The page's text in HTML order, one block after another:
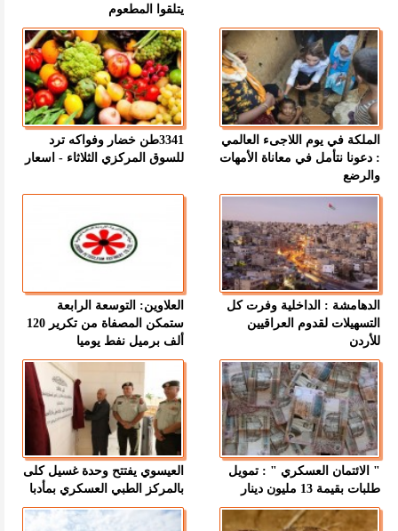
يتلقوا المطعوم
الملكة في يوم اللاجىء العالمي
: دعونا نتأمل في معاناة الأمهات
والرضع
3341طن خضار وفواكه ترد
للسوق المركزي الثلاثاء - اسعار
الدهامشة : الداخلية وفرت كل
التسهيلات لقدوم العراقيين
للأردن
العلاوين: التوسعة الرابعة
ستمكن المصفاة من تكرير 120
ألف برميل نفط يوميا
" الائتمان العسكري " : تمويل
طلبات بقيمة 13 مليون دينار
العيسوي يفتتح وحدة غسيل كلى
بالمركز الطبي العسكري بمأدبا